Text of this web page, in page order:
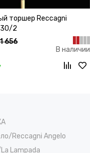
торшер Reccagni
2
656
В наличии
Reccagni Angelo
Lampada